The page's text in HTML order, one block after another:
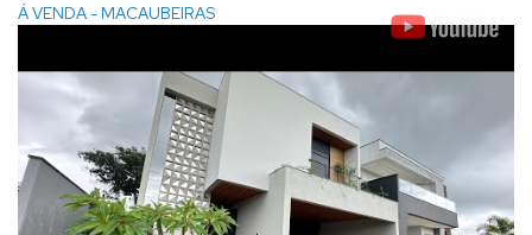
Á VENDA - MACAUBEIRAS